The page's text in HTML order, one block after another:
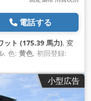
電話する
ット (175.39 馬力), 変
, 色: 黄色, 初回登録:
ョン:
, 燃料:ディーゼル, 装
小型広告